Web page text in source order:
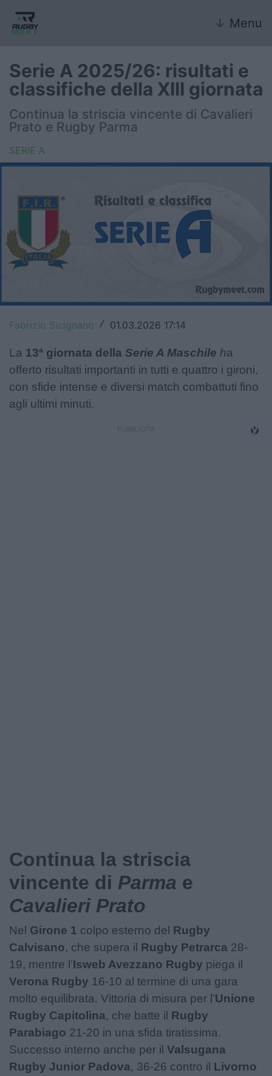
↓ Menu
Nazionali giovanili
Rugby Sevens
Internazionale
6 Nazioni
United Rugby Championship
Challenge Cup
World Rugby
Shop
Serie A 2025/26: risultati e
classifiche della XIII giornata
Continua la striscia vincente di Cavalieri
Prato e Rugby Parma
SERIE A
Fabrizio Sicignano / 01.03.2026 17:14
La 13ª giornata della Serie A Maschile ha
offerto risultati importanti in tutti e quattro i gironi,
con sfide intense e diversi match combattuti fino
agli ultimi minuti.
Continua la striscia
vincente di Parma e
Cavalieri Prato
Nel Girone 1 colpo esterno del Rugby
Calvisano, che supera il Rugby Petrarca 28-
19, mentre l’Isweb Avezzano Rugby piega il
Verona Rugby 16-10 al termine di una gara
molto equilibrata. Vittoria di misura per l’Unione
Rugby Capitolina, che batte il Rugby
Parabiago 21-20 in una sfida tiratissima.
Successo interno anche per il Valsugana
Rugby Junior Padova, 36-26 contro il Livorno